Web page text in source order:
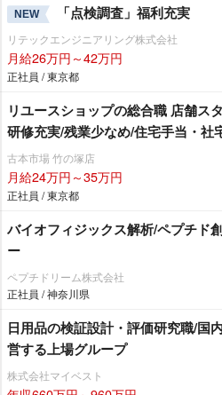
NEW 「点検調査」福利充実
リテックエンジニアリング株式会社
月給26万円～42万円
正社員 / 東京都
リユースショップの総合職 店舗ス
研修充実/残業少なめ/住宅手当・社
古本市場 竹の塚店
月給24万円～35万円
正社員 / 東京都
バイオフィジックス解析/ペプチド
ー
ペプチドリーム株式会社
正社員 / 神奈川県
日用品の検証設計・評価研究職/国
営する上場グループ
株式会社マイベスト